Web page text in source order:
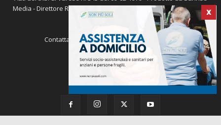
X
Media - Direttore Responsabile: Michele Marocco -Cookie policy
Pubblicità
Contattaci: redazione@varese-sport.com
SEGUICI